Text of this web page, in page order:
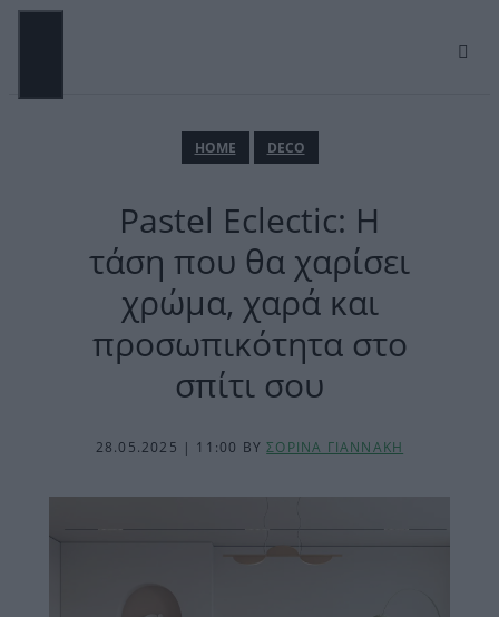
Μετάβαση
ΗΟΜΕ DECO
Pastel Eclectic: Η
τάση που θα χαρίσει
χρώμα, χαρά και
προσωπικότητα στο
σπίτι σου
28.05.2025 | 11:00 BYΣΟΡΙΝΑ ΓΙΑΝΝΑΚΗ